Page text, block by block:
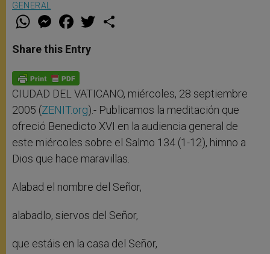
GENERAL
W
t
s
p
p
M
e
s
e
g
e
r
F
a
e
b
o
k
w
Share this Entry
CIUDAD DEL VATICANO, miércoles, 28 septiembre
2005 (ZENIT.org).- Publicamos la meditación que
ofreció Benedicto XVI en la audiencia general de
este miércoles sobre el Salmo 134 (1-12), himno a
Dios que hace maravillas.
Alabad el nombre del Señor,
alabadlo, siervos del Señor,
que estáis en la casa del Señor,